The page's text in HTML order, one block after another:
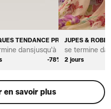
TENDANCE PREMIUM POUR
dansjusqu'à *
-78%
JUPES &
se termine
2 jours
en savoir plus